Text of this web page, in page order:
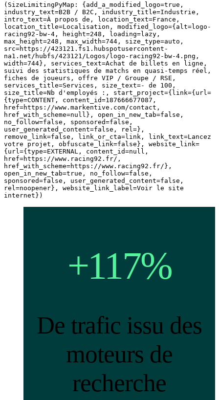
(SizeLimitingPyMap: {add_a_modified_logo=true,
industry_text=B2B / B2C, industry_title=Industrie,
intro_text=À propos de, location_text=France,
location_title=Localisation, modified_logo={alt=logo-
racing92-bw-4, height=248, loading=lazy,
max_height=248, max_width=744, size_type=auto,
src=https://423121.fs1.hubspotusercontent-
na1.net/hubfs/423121/Logos/logo-racing92-bw-4.png,
width=744}, services_text=Achat de billets en ligne,
suivi des statistiques de matchs en quasi-temps réel,
fiches de joueurs, offre VIP / Groupe / RSE,
services_title=Services, size_text=- de 100,
size_title=Nb d'employés :, start_project={link={url=
{type=CONTENT, content_id=187666677087,
href=https://www.markentive.com/contact,
href_with_scheme=null}, open_in_new_tab=false,
no_follow=false, sponsored=false,
user_generated_content=false, rel=},
remove_link=false, link_or_cta=link, link_text=Lancez
votre projet, obfuscate_link=false}, website_link=
{url={type=EXTERNAL, content_id=null,
href=https://www.racing92.fr/,
href_with_scheme=https://www.racing92.fr/},
open_in_new_tab=true, no_follow=false,
sponsored=false, user_generated_content=false,
rel=noopener}, website_link_label=Voir le site
internet})
+117%
De trafic issu des
moteurs de
recherche